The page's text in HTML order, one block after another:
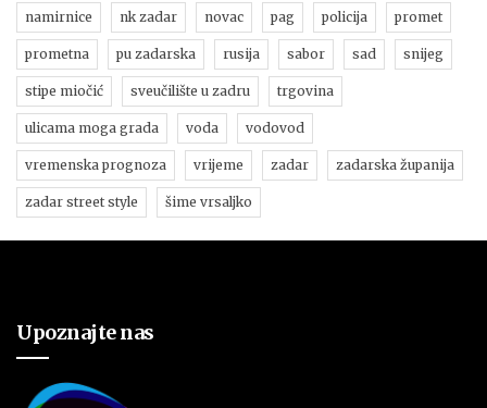
namirnice nk zadar novac pag policija promet
prometna pu zadarska rusija sabor sad snijeg
stipe miočić sveučilište u zadru trgovina
ulicama moga grada voda vodovod
vremenska prognoza vrijeme zadar zadarska županija
zadar street style šime vrsaljko
Upoznajte nas